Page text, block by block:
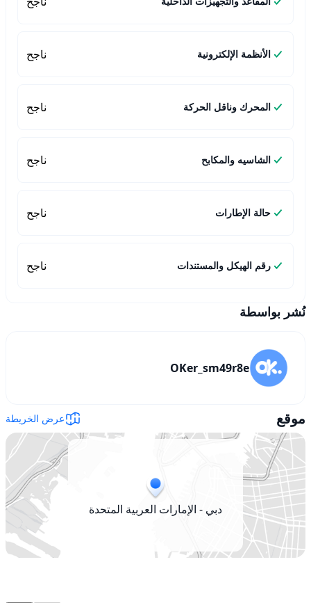
الأنظمة الإلكترونية ناجح
المحرك وناقل الحركة ناجح
الشاسيه والمكابح ناجح
حالة الإطارات ناجح
رقم الهيكل والمستندات ناجح
نُشر بواسطة
OKer_sm49r8e
موقع عرض الخريطة
دبي - الإمارات العربية المتحدة